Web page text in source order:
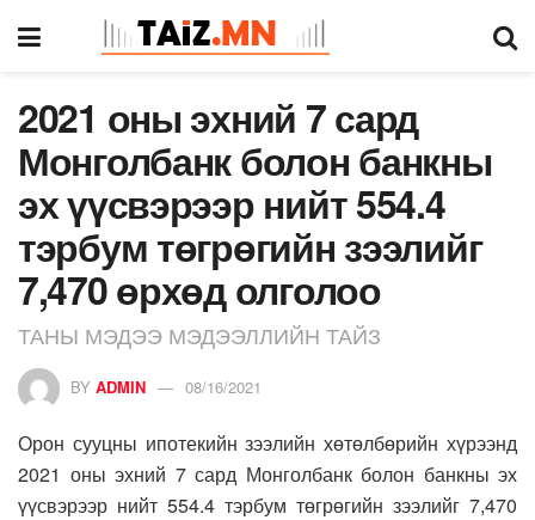
2021 оны эхний 7 сард
Монголбанк болон банкны
эх үүсвэрээр нийт 554.4
тэрбум төгрөгийн зээлийг
7,470 өрхөд олголоо
ТАНЫ МЭДЭЭ МЭДЭЭЛЛИЙН ТАЙЗ
BY ADMIN 08/16/2021
Орон сууцны ипотекийн зээлийн хөтөлбөрийн хүрээнд
2021 оны эхний 7 сард Монголбанк болон банкны эх
үүсвэрээр нийт 554.4 тэрбум төгрөгийн зээлийг 7,470